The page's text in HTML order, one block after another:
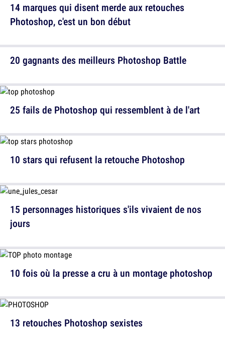
14 marques qui disent merde aux retouches
Photoshop, c'est un bon début
25 fails de Photoshop qui ressemblent à de l'art
15 personnages historiques s'ils vivaient de nos
jours
13 retouches Photoshop sexistes
20 gagnants des meilleurs Photoshop Battle
10 stars qui refusent la retouche Photoshop
10 fois où la presse a cru à un montage photoshop